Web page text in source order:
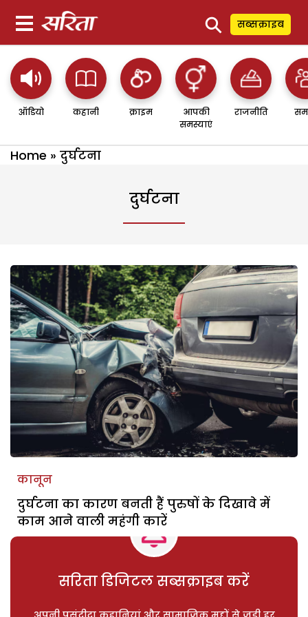
⚲ सब्सक्राइब
ऑडियो कहानी क्राइम
आपकी
समस्याएं
राजनीति
Home » दुर्घटना
दुर्घटना
कानून
दुर्घटना का कारण बनती हैं पुरुषों के दिखावे में
काम आने वाली महंगी कारें
सरिता डिजिटल सब्सक्राइब करें